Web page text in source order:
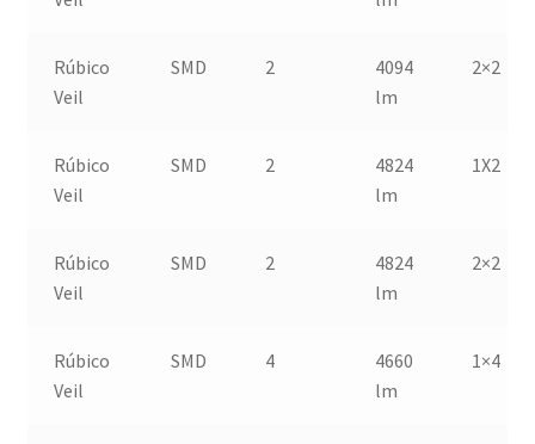
Rúbico
Veil
SMD 2
4094
lm
2×2
Rúbico
Veil
SMD 2
4824
lm
1X2
Rúbico
Veil
SMD 2
4824
lm
2×2
Rúbico
Veil
SMD 4
4660
lm
1×4